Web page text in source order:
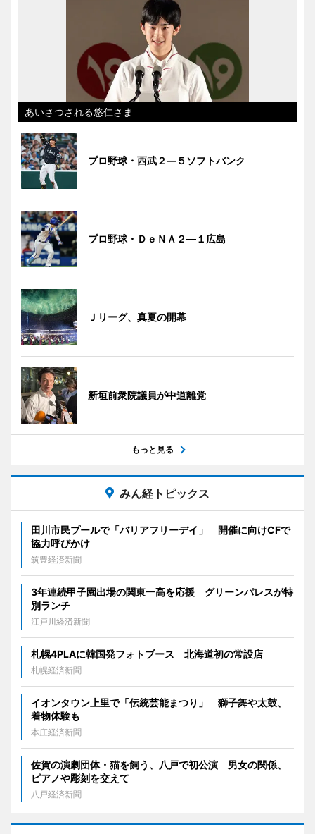
あいさつされる悠仁さま
プロ野球・西武２―５ソフトバンク
プロ野球・ＤｅＮＡ２―１広島
Ｊリーグ、真夏の開幕
新垣前衆院議員が中道離党
もっと見る
みん経トピックス
田川市民プールで「バリアフリーデイ」 開催に向けCFで
協力呼びかけ
筑豊経済新聞
3年連続甲子園出場の関東一高を応援 グリーンパレスが特
別ランチ
江戸川経済新聞
札幌4PLAに韓国発フォトブース 北海道初の常設店
札幌経済新聞
イオンタウン上里で「伝統芸能まつり」 獅子舞や太鼓、
着物体験も
本庄経済新聞
佐賀の演劇団体・猫を飼う、八戸で初公演 男女の関係、
ピアノや彫刻を交えて
八戸経済新聞